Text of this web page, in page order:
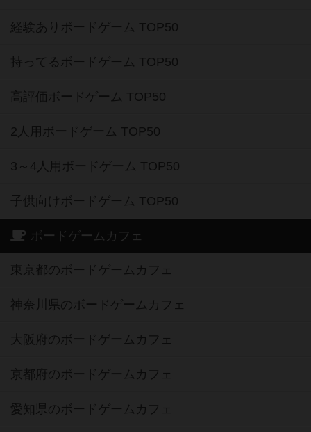
経験ありボードゲーム TOP50
持ってるボードゲーム TOP50
高評価ボードゲーム TOP50
2人用ボードゲーム TOP50
3～4人用ボードゲーム TOP50
子供向けボードゲーム TOP50
ボードゲームカフェ
東京都のボードゲームカフェ
神奈川県のボードゲームカフェ
大阪府のボードゲームカフェ
京都府のボードゲームカフェ
愛知県のボードゲームカフェ